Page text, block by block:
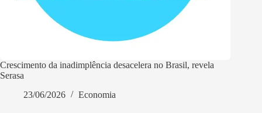
Crescimento da inadimplência desacelera no Brasil, revela
Serasa
23/06/2026
Economia